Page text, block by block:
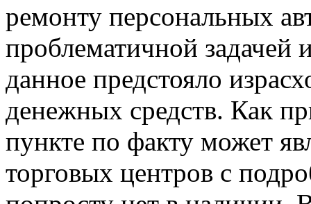
ремонту персональных
проблематичной задачей
данное предстояло
денежных средств. Как
пункте по факту может
торговых центров с